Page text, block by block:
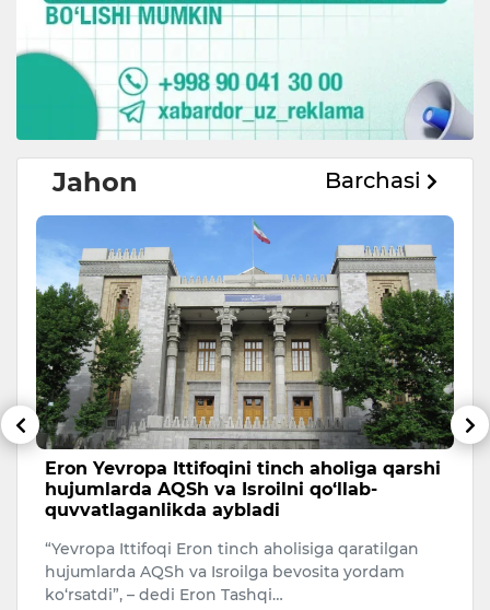
Jahon Barchasi
Eron Yevropa Ittifoqini tinch aholiga qarshi
hujumlarda AQSh va Isroilni qo‘llab-
quvvatlaganlikda aybladi
“Yevropa Ittifoqi Eron tinch aholisiga qaratilgan
hujumlarda AQSh va Isroilga bevosita yordam
ko‘rsatdi”, – dedi Eron Tashqi…